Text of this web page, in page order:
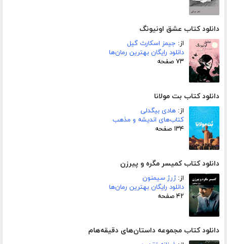
دانلود کتاب عشق اونیونگ
از: جیمز اسکارث گیل
دانلود رایگان بهترین رمان‌ها
۷۳ صفحه
دانلود کتاب بت مولانا
از: هادی بیگدلی
کتاب‌های اندیشه و مذهب
۱۳۴ صفحه
دانلود کتاب کمیسر مگره و پیرزن
از:ژرژ سیمنون
دانلود رایگان بهترین رمان‌ها
۴۲ صفحه
دانلود کتاب مجموعه داستان‌های دقیقه‌هام